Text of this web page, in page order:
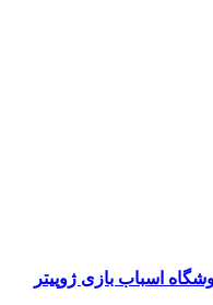
اسباب بازی ژوپیتر